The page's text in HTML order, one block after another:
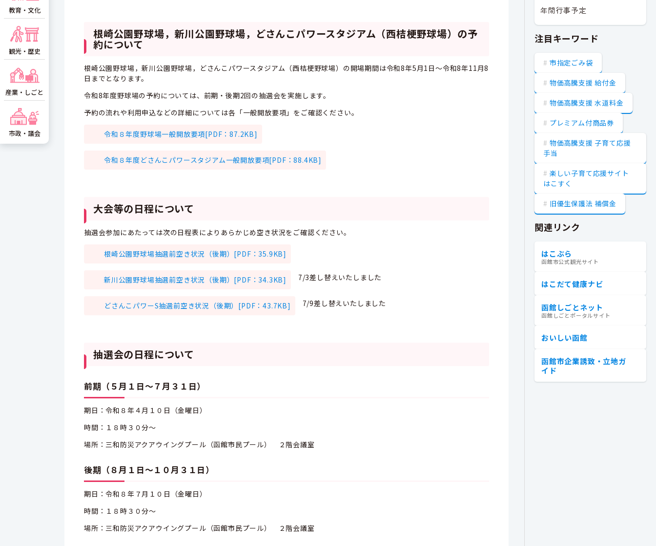
根崎公園野球場，新川公園野球場，どさんこパワースタジアム（西桔梗野球場）の予
約について
根崎公園野球場，新川公園野球場，どさんこパワースタジアム（西桔梗野球場）の開場期間は令和8年5月1日～令和8年11月8
日までとなります。
令和8年度野球場の予約については、前期・後期2回の抽選会を実施します。
予約の流れや利用申込などの詳細については各「一般開放要項」をご確認ください。
令和８年度野球場一般開放要項[PDF：87.2KB]
令和８年度どさんこパワースタジアム一般開放要項[PDF：88.4KB]
大会等の日程について
抽選会参加にあたっては次の日程表によりあらかじめ空き状況をご確認ください。
根崎公園野球場抽選前空き状況（後期）[PDF：35.9KB]
新川公園野球場抽選前空き状況（後期）[PDF：34.3KB] 7/3差し替えいたしました
どさんこパワーS抽選前空き状況（後期）[PDF：43.7KB] 7/9差し替えいたしました
抽選会の日程について
前期（５月１日～７月３１日）
期日：令和８年４月１０日（金曜日）
時間：１８時３０分～
場所：三和防災アクアウイングプール（函館市民プール） ２階会議室
後期（８月１日～１０月３１日）
期日：令和８年７月１０日（金曜日）
時間：１８時３０分～
場所：三和防災アクアウイングプール（函館市民プール） ２階会議室
教育・文化
観光・歴史
産業・しごと
市政・議会
年間行事予定
注目キーワード
市指定ごみ袋
物価高騰支援 給付金
物価高騰支援 水道料金
プレミアム付商品券
物価高騰支援 子育て応援
手当
楽しい子育て応援サイト
はこすく
旧優生保護法 補償金
関連リンク
はこぶら
函館市公式観光サイト
はこだて健康ナビ
函館しごとネット
函館しごとポータルサイト
おいしい函館
函館市企業誘致・立地ガ
イド